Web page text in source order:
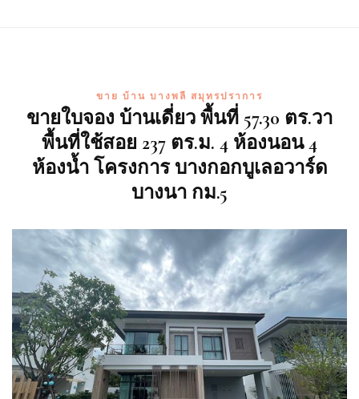
ขาย บ้าน บางพลี สมุทรปราการ
ขายใบจอง บ้านเดี่ยว พื้นที่ 57.30 ตร.วา
พื้นที่ใช้สอย 237 ตร.ม. 4 ห้องนอน 4
ห้องน้ำ โครงการ บางกอกบูเลอวาร์ด
บางนา กม.5